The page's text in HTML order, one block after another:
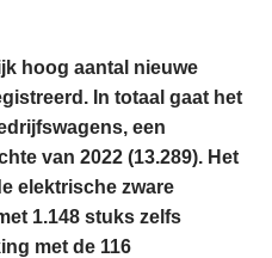
hoog aantal nieuwe
In totaal gaat het
een
van 2022 (13.289). Het
elektrische zware
1.148 stuks zelfs
met de 116